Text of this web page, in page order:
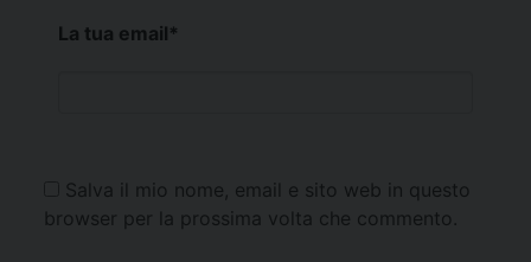
La tua email*
Salva il mio nome, email e sito web in questo
browser per la prossima volta che commento.